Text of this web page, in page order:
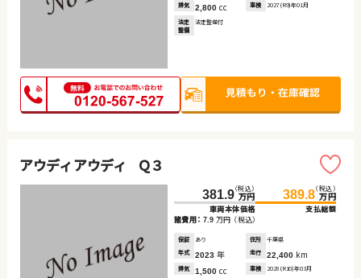
排気 2,800 cc 車検 2027(R9)年01月
法定
整備
法定整備付
アウディ アウディ Ｑ３
381.9（税込）
万円
車両本体価格
389.8（税込）
万円
支払総額
諸費用： 7.9 万円 （税込）
保証 あり 住所
千葉県
年式
2023 年 走行 22,400 km
排気 1,500 cc 車検 2028(R10)年03月